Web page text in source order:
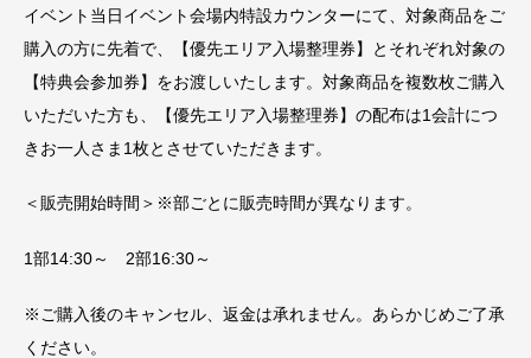
イベント当日イベント会場内特設カウンターにて、対象商品をご
購入の方に先着で、【優先エリア入場整理券】とそれぞれ対象の
【特典会参加券】をお渡しいたします。対象商品を複数枚ご購入
いただいた方も、【優先エリア入場整理券】の配布は1会計につ
きお一人さま1枚とさせていただきます。
＜販売開始時間＞※部ごとに販売時間が異なります。
1部14:30～ 2部16:30～
※ご購入後のキャンセル、返金は承れません。あらかじめご了承
ください。